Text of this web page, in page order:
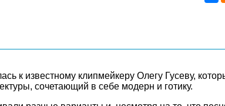
к известному клипмейкеру Олегу Гусеву,
сочетающий в себе модерн и готику.